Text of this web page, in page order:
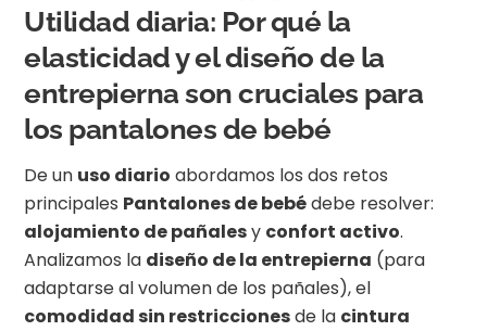
Utilidad diaria: Por qué la
elasticidad y el diseño de la
entrepierna son cruciales para
los pantalones de bebé
De un uso diario abordamos los dos retos
principales Pantalones de bebédebe resolver:
alojamiento de pañalesy confort activo.
Analizamos la diseño de la entrepierna (para
adaptarse al volumen de los pañales), el
comodidad sin restriccionesde la cintura